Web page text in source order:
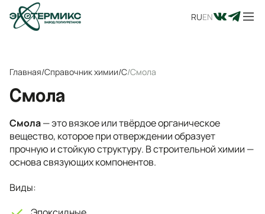
RUEN
Главная/Справочник химии/С/Смола
Смола
Смола— это вязкое или твёрдое органическое
вещество, которое при отверждении образует
прочную и стойкую структуру. В строительной химии —
основа связующих компонентов.
Виды: